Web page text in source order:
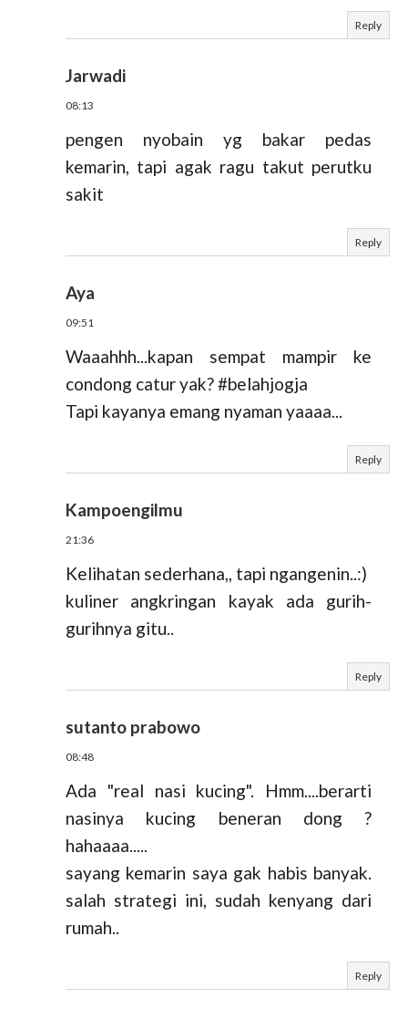
Reply
Jarwadi
08:13
pengen nyobain yg bakar pedas
kemarin, tapi agak ragu takut perutku
sakit
Reply
Aya
09:51
Waaahhh...kapan sempat mampir ke
condong catur yak? #belahjogja
Tapi kayanya emang nyaman yaaaa...
Reply
Kampoengilmu
21:36
Kelihatan sederhana,, tapi ngangenin..:)
kuliner angkringan kayak ada gurih-
gurihnya gitu..
Reply
sutanto prabowo
08:48
Ada "real nasi kucing". Hmm....berarti
nasinya kucing beneran dong ?
hahaaaa.....
sayang kemarin saya gak habis banyak.
salah strategi ini, sudah kenyang dari
rumah..
Reply